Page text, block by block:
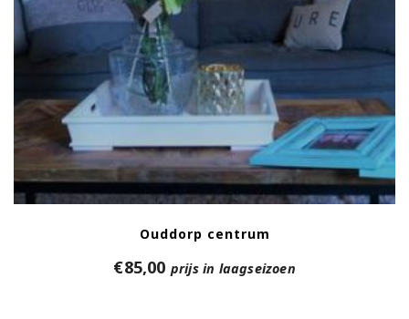
Ouddorp centrum
€85,00 prijs in laagseizoen